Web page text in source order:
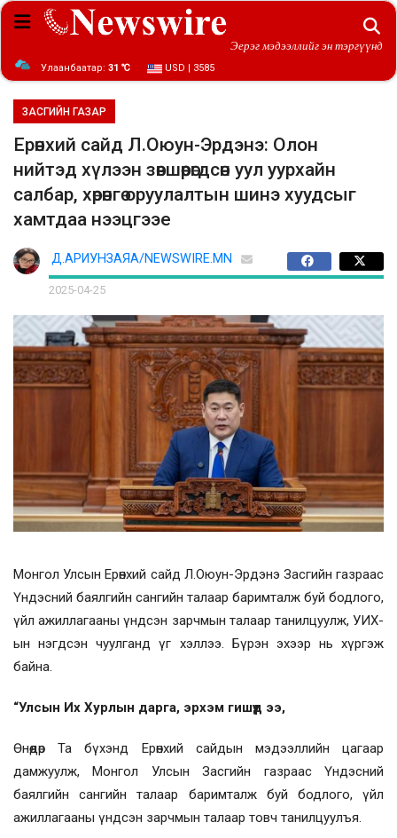
Эерэг мэдээллийг эн тэргүүнд
Улаанбаатар: 31 ℃ USD | 3585
ЗАСГИЙН ГАЗАР
Ерөнхий сайд Л.Оюун-Эрдэнэ: Олон
нийтэд хүлээн зөвшөөрөгдсөн уул уурхайн
салбар, хөрөнгө оруулалтын шинэ хуудсыг
хамтдаа нээцгээе
Д.АРИУНЗАЯА/NEWSWIRE.MN
2025-04-25
Монгол Улсын Ерөнхий сайд Л.Оюун-Эрдэнэ Засгийн газраас
Үндэсний баялгийн сангийн талаар баримталж буй бодлого,
үйл ажиллагааны үндсэн зарчмын талаар танилцуулж, УИХ-
ын нэгдсэн чуулганд үг хэллээ. Бүрэн эхээр нь хүргэж
байна.
“Улсын Их Хурлын дарга, эрхэм гишүүд ээ,
Өнөөдөр Та бүхэнд Ерөнхий сайдын мэдээллийн цагаар
дамжуулж, Монгол Улсын Засгийн газраас Үндэсний
баялгийн сангийн талаар баримталж буй бодлого, үйл
ажиллагааны үндсэн зарчмын талаар товч танилцуулъя.